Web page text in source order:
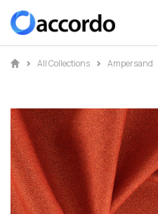
All Collections Ampersand